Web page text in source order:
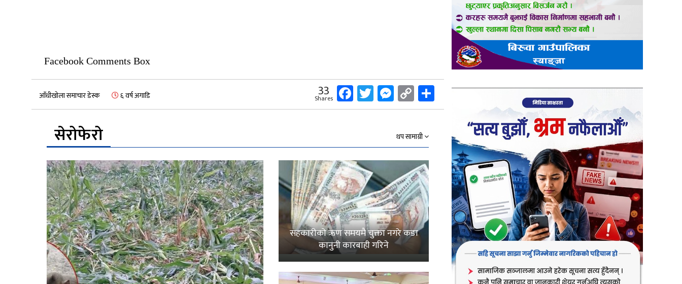
Facebook Comments Box
आँधीखोला समाचार डेस्क ६ वर्ष अगाडि 33
Shares Facebook
Twitter
Messenger
Copy
Link
Share
सेरोफेरो
थप सामाग्री
सहकारीको ऋण समयमै चुक्ता नगरे कडा
कानुनी कारबाही गरिने